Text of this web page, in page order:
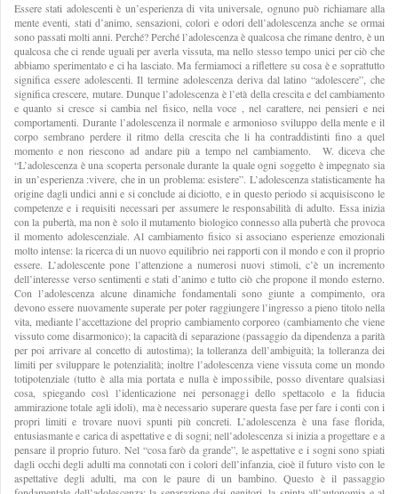
Essere stati adolescenti è un’esperienza di vita universale, ognuno può richiamare alla
mente eventi, stati d’animo, sensazioni, colori e odori dell’adolescenza anche se ormai
sono passati molti anni. Perché? Perché l’adolescenza è qualcosa che rimane dentro, è un
qualcosa che ci rende uguali per averla vissuta, ma nello stesso tempo unici per ciò che
abbiamo sperimentato e ci ha lasciato. Ma fermiamoci a riflettere su cosa è e soprattutto
significa essere adolescenti. Il termine adolescenza deriva dal latino “adolescere”, che
significa crescere, mutare. Dunque l’adolescenza è l’età della crescita e del cambiamento
e quanto si cresce si cambia nel fisico, nella voce , nel carattere, nei pensieri e nei
comportamenti. Durante l’adolescenza il normale e armonioso sviluppo della mente e il
corpo sembrano perdere il ritmo della crescita che li ha contraddistinti fino a quel
momento e non riescono ad andare più a tempo nel cambiamento. W. diceva che
“L’adolescenza è una scoperta personale durante la quale ogni soggetto è impegnato sia
in un’esperienza :vivere, che in un problema: esistere”. L’adolescenza statisticamente ha
origine dagli undici anni e si conclude ai diciotto, e in questo periodo si acquisiscono le
competenze e i requisiti necessari per assumere le responsabilità di adulto. Essa inizia
con la pubertà, ma non è solo il mutamento biologico connesso alla pubertà che provoca
il momento adolescenziale. Al cambiamento fisico si associano esperienze emozionali
molto intense: la ricerca di un nuovo equilibrio nei rapporti con il mondo e con il proprio
essere. L’adolescente pone l’attenzione a numerosi nuovi stimoli, c’è un incremento
dell’interesse verso sentimenti e stati d’animo e tutto ciò che propone il mondo esterno.
Con l’adolescenza alcune dinamiche fondamentali sono giunte a compimento, ora
devono essere nuovamente superate per poter raggiungere l’ingresso a pieno titolo nella
vita, mediante l’accettazione del proprio cambiamento corporeo (cambiamento che viene
vissuto come disarmonico); la capacità di separazione (passaggio da dipendenza a parità
per poi arrivare al concetto di autostima); la tolleranza dell’ambiguità; la tolleranza dei
limiti per sviluppare le potenzialità; inoltre l’adolescenza viene vissuta come un mondo
totipotenziale (tutto è alla mia portata e nulla è impossibile, posso diventare qualsiasi
cosa, spiegando così l’identicazione nei personaggi dello spettacolo e la fiducia
ammirazione totale agli idoli), ma è necessario superare questa fase per fare i conti con i
propri limiti e trovare nuovi spunti più concreti. L’adolescenza è una fase florida,
entusiasmante e carica di aspettative e di sogni; nell’adolescenza si inizia a progettare e a
pensare il proprio futuro. Nel “cosa farò da grande”, le aspettative e i sogni sono spiati
dagli occhi degli adulti ma connotati con i colori dell’infanzia, cioè il futuro visto con le
aspettative degli adulti, ma con le paure di un bambino. Questo è il passaggio